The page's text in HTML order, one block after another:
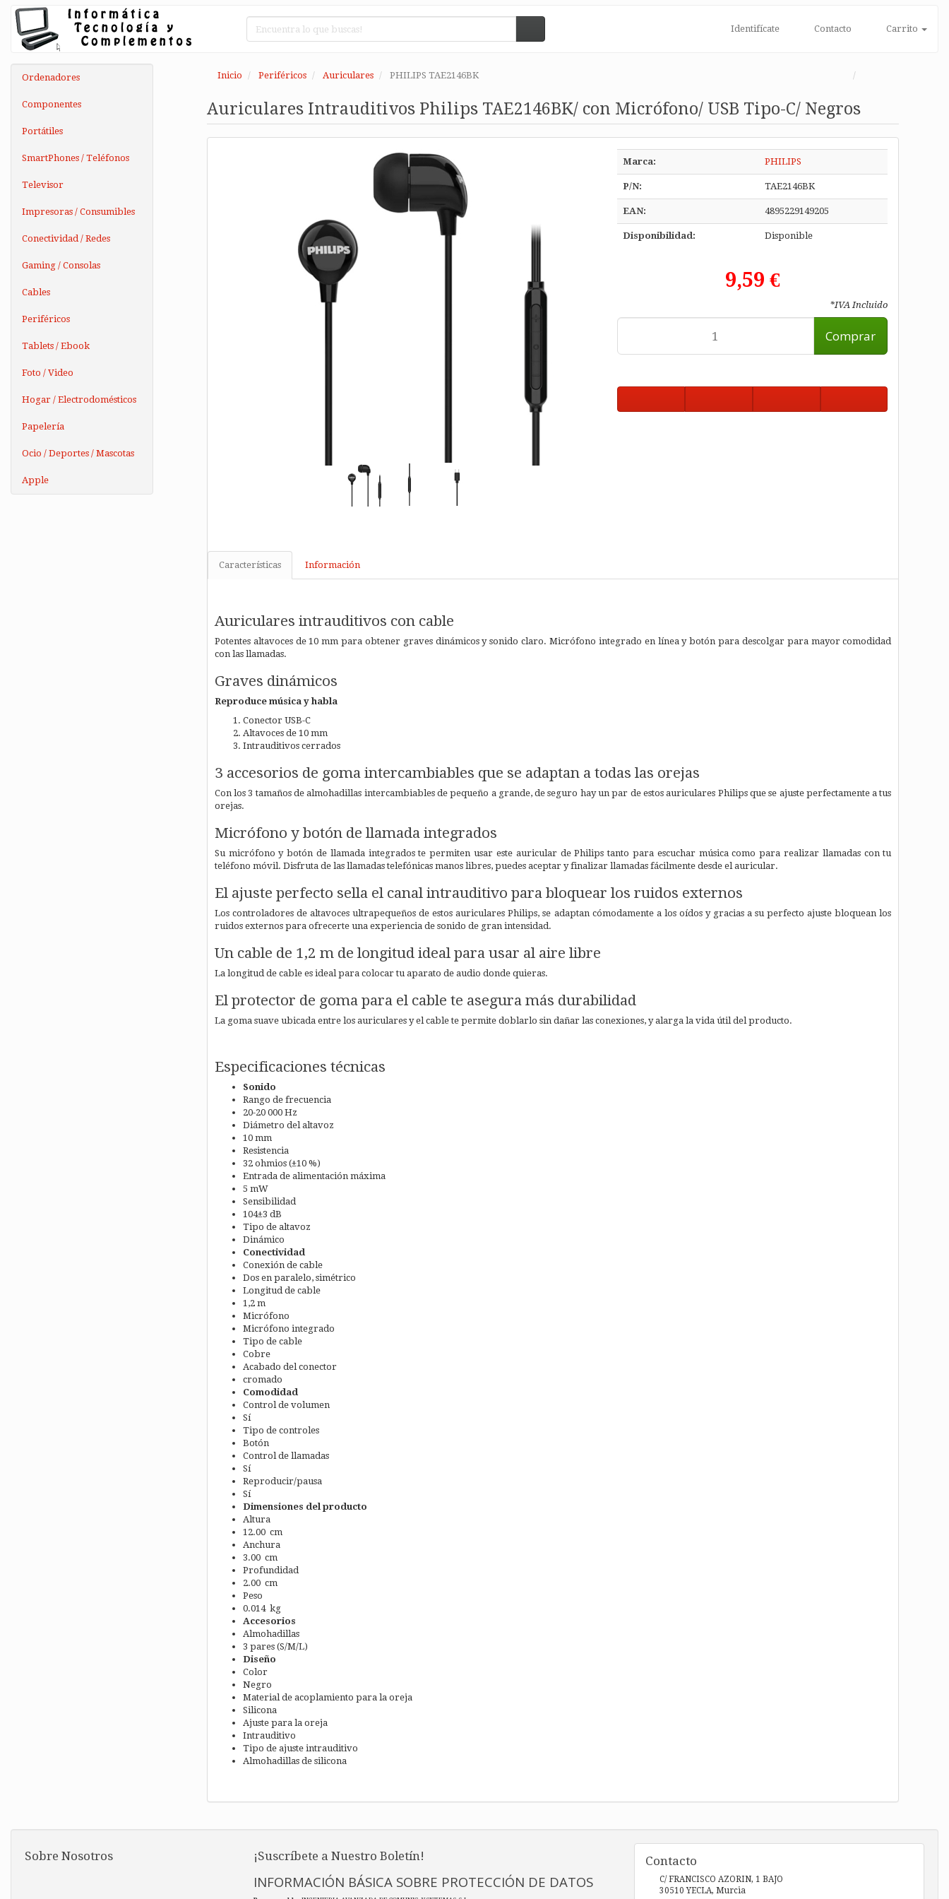
Identifícate Contacto Carrito
Ordenadores
Componentes
Portátiles
SmartPhones / Teléfonos
Televisor
Impresoras / Consumibles
Conectividad / Redes
Gaming / Consolas
Cables
Periféricos
Tablets / Ebook
Foto / Video
Hogar / Electrodomésticos
Papelería
Ocio / Deportes / Mascotas
Apple
Inicio Periféricos Auriculares PHILIPS TAE2146BK
Auriculares Intrauditivos Philips TAE2146BK/ con Micrófono/ USB Tipo-C/ Negros
Marca: PHILIPS
P/N: TAE2146BK
EAN: 4895229149205
Disponibilidad: Disponible
9,59 €
*IVA Incluido
Comprar
Características Información
Auriculares intrauditivos con cable
Potentes altavoces de 10 mm para obtener graves dinámicos y sonido claro. Micrófono integrado en línea y botón para descolgar para mayor comodidad
con las llamadas.
Graves dinámicos
Reproduce música y habla
Conector USB-C
Altavoces de 10 mm
Intrauditivos cerrados
3 accesorios de goma intercambiables que se adaptan a todas las orejas
Con los 3 tamaños de almohadillas intercambiables de pequeño a grande, de seguro hay un par de estos auriculares Philips que se ajuste perfectamente a tus
orejas.
Micrófono y botón de llamada integrados
Su micrófono y botón de llamada integrados te permiten usar este auricular de Philips tanto para escuchar música como para realizar llamadas con tu
teléfono móvil. Disfruta de las llamadas telefónicas manos libres, puedes aceptar y finalizar llamadas fácilmente desde el auricular.
El ajuste perfecto sella el canal intrauditivo para bloquear los ruidos externos
Los controladores de altavoces ultrapequeños de estos auriculares Philips, se adaptan cómodamente a los oídos y gracias a su perfecto ajuste bloquean los
ruidos externos para ofrecerte una experiencia de sonido de gran intensidad.
Un cable de 1,2 m de longitud ideal para usar al aire libre
La longitud de cable es ideal para colocar tu aparato de audio donde quieras.
El protector de goma para el cable te asegura más durabilidad
La goma suave ubicada entre los auriculares y el cable te permite doblarlo sin dañar las conexiones, y alarga la vida útil del producto.
Especificaciones técnicas
Sonido
Rango de frecuencia
20-20 000 Hz
Diámetro del altavoz
10 mm
Resistencia
32 ohmios (±10 %)
Entrada de alimentación máxima
5 mW
Sensibilidad
104±3 dB
Tipo de altavoz
Dinámico
Conectividad
Conexión de cable
Dos en paralelo, simétrico
Longitud de cable
1,2 m
Micrófono
Micrófono integrado
Tipo de cable
Cobre
Acabado del conector
cromado
Comodidad
Control de volumen
Sí
Tipo de controles
Botón
Control de llamadas
Sí
Reproducir/pausa
Sí
Dimensiones del producto
Altura
12.00 cm
Anchura
3.00 cm
Profundidad
2.00 cm
Peso
0.014 kg
Accesorios
Almohadillas
3 pares (S/M/L)
Diseño
Color
Negro
Material de acoplamiento para la oreja
Silicona
Ajuste para la oreja
Intrauditivo
Tipo de ajuste intrauditivo
Almohadillas de silicona
Sobre Nosotros ¡Suscríbete a Nuestro Boletín!
INFORMACIÓN BÁSICA SOBRE PROTECCIÓN DE DATOS
Contacto
C/ FRANCISCO AZORIN, 1 BAJO
30510 YECLA, Murcia